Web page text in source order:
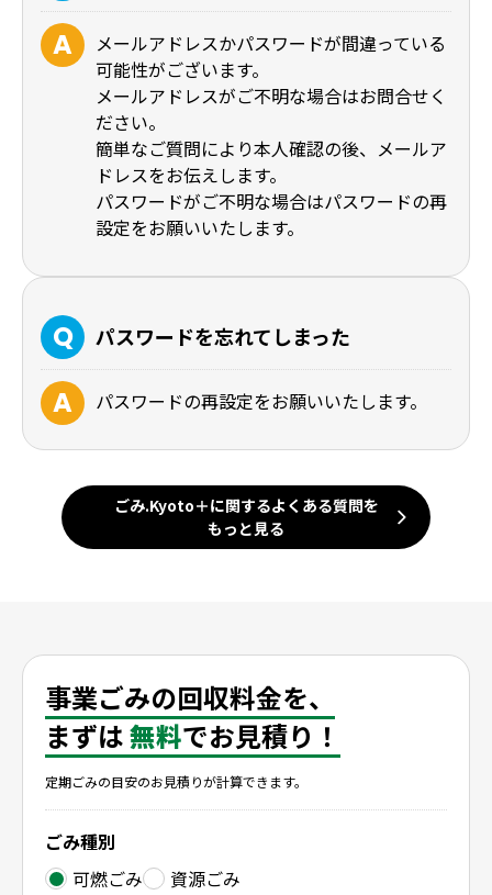
メールアドレスかパスワードが間違っている
可能性がございます。
メールアドレスがご不明な場合はお問合せく
ださい。
簡単なご質問により本人確認の後、メールア
ドレスをお伝えします。
パスワードがご不明な場合はパスワードの再
設定をお願いいたします。
パスワードを忘れてしまった
パスワードの再設定をお願いいたします。
ごみ.Kyoto＋に関するよくある質問を
もっと見る
事業ごみの回収料金を、
まずは無料でお見積り！
定期ごみの目安のお見積りが計算できます。
ごみ種別
可燃ごみ
資源ごみ